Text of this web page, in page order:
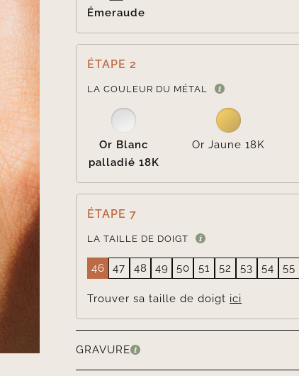
Émeraude
ÉTAPE 2
LA COULEUR DU MÉTAL
Or Blanc
palladié 18K
Or Jaune 18K
ÉTAPE 7
LA TAILLE DE DOIGT
46 47 48 49 50 51 52 53 54 55
Trouver sa taille de doigt ici
GRAVURE